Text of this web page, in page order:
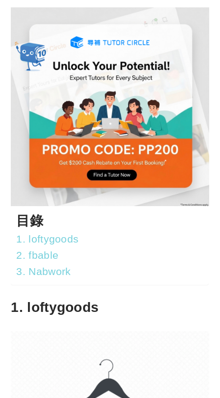
目錄
1. loftygoods
2. fbable
3. Nabwork
1. loftygoods